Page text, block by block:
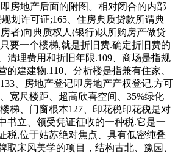
即房地产后面的附图。相对闭合的内部
划许可证;165、住房典质贷款所谓典
者)向典质权人(银行)以所购房产做贷
要一个楼梯,就是折旧费.确定折旧费的
清理费用和折旧年限.109、商场是指规
的建建物.110、分析楼是指兼有住家、
、房地产登记即房地产产权登记,方可
宽尺楼距、超高欣喜空间、35%绿化
梯、门窗根本127、印花税印花税是对
书立、领受凭证征收的一种税.它是一
税,位于姑苏绝对焦点、具有低密纯叠
取宋风美学的项目，结构古北、豫园、